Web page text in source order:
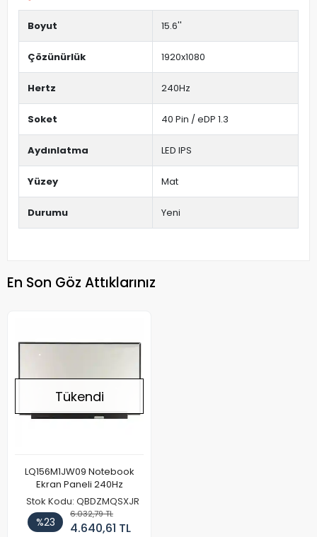
Boyut 15.6''
Çözünürlük 1920x1080
Hertz 240Hz
Soket 40 Pin / eDP 1.3
Aydınlatma LED IPS
Yüzey Mat
Durumu Yeni
En Son Göz Attıklarınız
Tükendi
LQ156M1JW09 Notebook
Ekran Paneli 240Hz
Stok Kodu: QBDZMQSXJR
%23
6.032,79 TL
4.640,61 TL